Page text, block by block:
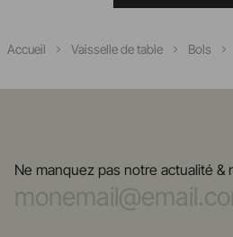
Accueil Vaisselle de table Bols
Ne manquez pas notre actualité &